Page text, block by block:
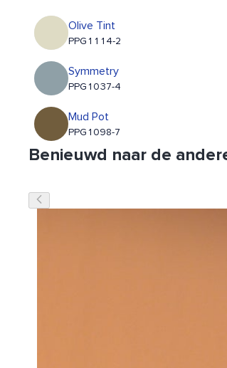
Olive Tint
PPG1114-2
Symmetry
PPG1037-4
Mud Pot
PPG1098-7
Benieuwd naar de